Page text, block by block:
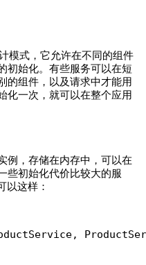
模式，它允许在不同的组件
初始化。有些服务可以在短
的组件，以及请求中才能用
化一次，就可以在整个应用
例，存储在内存中，可以在
些初始化代价比较大的服
以这样：